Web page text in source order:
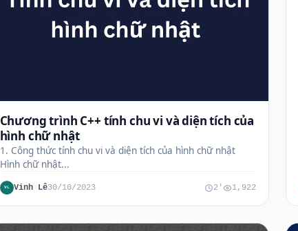
Chương trình C++ tính chu vi và diện tích của
hình chữ nhật
1. Công thức tính chu vi và diện tích của hình chữ nhật
Hình chữ nhật...
VL Vinh Lê30/10/2023 2' 1,922